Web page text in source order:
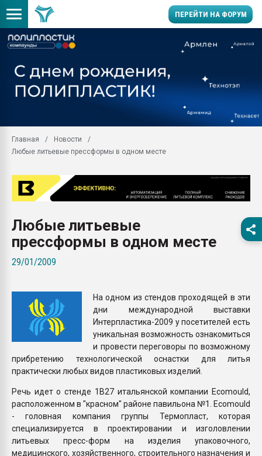
ПЕРЕЙТИ НА ФОРУМ
заводу пластмасс"
28.07.2026
28.07.2026
ПЕРЕЙТИ НА
Главная
Новости
Любые литьевые прессформы в одном месте
Любые литьевые
прессформы в одном месте
29/01/2009
На одном из стендов проходящей в эти
дни международной выставки
Интерпластика-2009 у посетителей есть
уникальная возможность ознакомиться
и провести переговоры по возможному
прибретению технологической оснастки для литья
практически любых видов пластиковых изделий.
Речь идет о стенде 1В27 итальянской компании Ecomould,
расположенном в "красном" районе павильона №1. Ecomould
- головная компания группы Термопласт, которая
специализируется в проектировании и изголовлении
литьевых пресс-форм на изделия упаковочного,
медицинского, хозяйственного, строительного назначения и